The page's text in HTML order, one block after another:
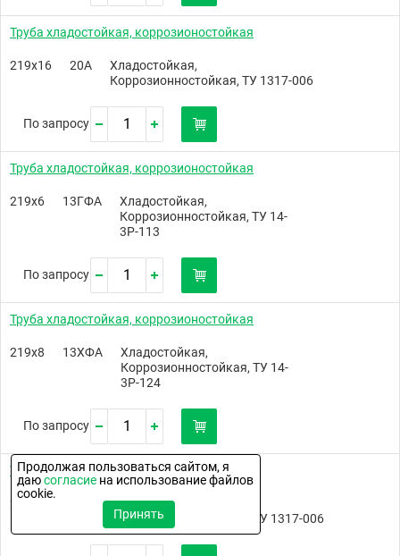
Труба хладостойкая, коррозионостойкая
219х16 20А
Хладостойкая,
Коррозионностойкая, ТУ 1317-006
По запросу
Труба хладостойкая, коррозионостойкая
219х6 13ГФА
Хладостойкая,
Коррозионностойкая, ТУ 14-
3Р-113
По запросу
Труба хладостойкая, коррозионостойкая
219х8 13ХФА
Хладостойкая,
Коррозионностойкая, ТУ 14-
3Р-124
По запросу
Труба хладостойкая, коррозионостойкая
219х8
Хладостойкая,
Коррозионностойкая, ТУ 1317-006
Продолжая пользоваться сайтом, я
даюсогласие на использование файлов
cookie.
Принять